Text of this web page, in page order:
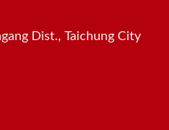
Dist., Taichung City